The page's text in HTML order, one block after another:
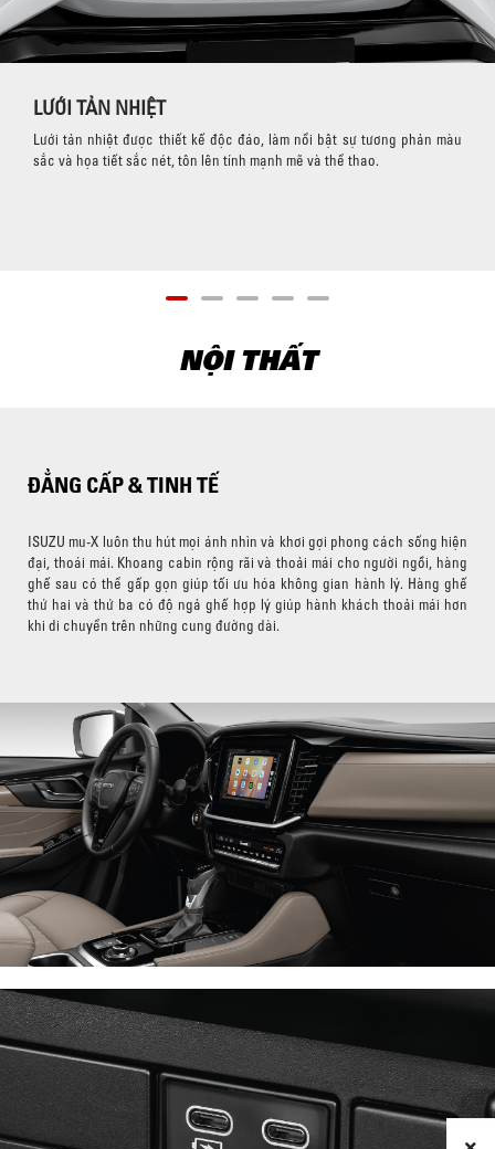
LƯỚI TẢN NHIỆT
Lưới tản nhiệt được thiết kế độc đáo, làm nổi bật sự tương phản màu
sắc và họa tiết sắc nét, tôn lên tính mạnh mẽ và thể thao.
NỘI THẤT
ĐẲNG CẤP & TINH TẾ
ISUZU mu-X luôn thu hút mọi ánh nhìn và khơi gợi phong cách sống hiện
đại, thoái mái. Khoang cabin rộng rãi và thoải mái cho người ngồi, hàng
ghế sau có thể gấp gọn giúp tối ưu hóa không gian hành lý. Hàng ghế
thứ hai và thứ ba có độ ngả ghế hợp lý giúp hành khách thoải mái hơn
khi di chuyển trên những cung đường dài.